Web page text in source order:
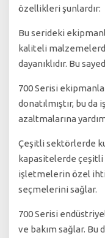
özellikleri şunlardır:
Bu serideki
kaliteli
dayanıklıdır. Bu
700 Serisi
donatılmıştır, bu
azaltmalarına
Çeşitli sektörlerde
kapasitelerde çeşitli
işletmelerin özel
seçmelerini sağlar.
700 Serisi
ve bakım sağlar.